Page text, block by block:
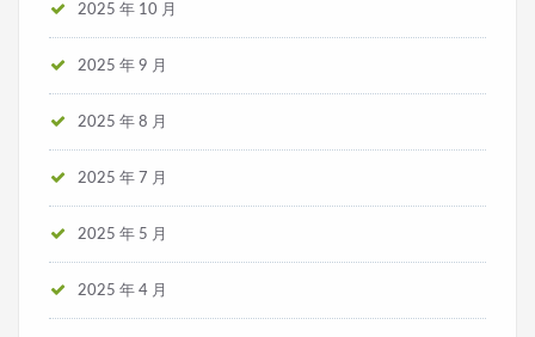
2025 年 10 月
2025 年 9 月
2025 年 8 月
2025 年 7 月
2025 年 5 月
2025 年 4 月